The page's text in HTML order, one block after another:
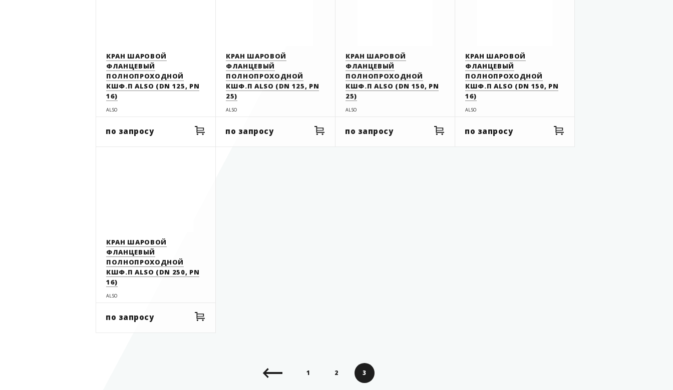
КРАН ШАРОВОЙ
ФЛАНЦЕВЫЙ
ПОЛНОПРОХОДНОЙ
КШФ.П ALSO (DN 125, PN
16)
ALSO
по запросу
КРАН ШАРОВОЙ
ФЛАНЦЕВЫЙ
ПОЛНОПРОХОДНОЙ
КШФ.П ALSO (DN 125, PN
25)
ALSO
по запросу
КРАН ШАРОВОЙ
ФЛАНЦЕВЫЙ
ПОЛНОПРОХОДНОЙ
КШФ.П ALSO (DN 150, PN
25)
ALSO
по запросу
КРАН ШАРОВОЙ
ФЛАНЦЕВЫЙ
ПОЛНОПРОХОДНОЙ
КШФ.П ALSO (DN 150, PN
16)
ALSO
по запросу
КРАН ШАРОВОЙ
ФЛАНЦЕВЫЙ
ПОЛНОПРОХОДНОЙ
КШФ.П ALSO (DN 250, PN
16)
ALSO
по запросу
1 2 3